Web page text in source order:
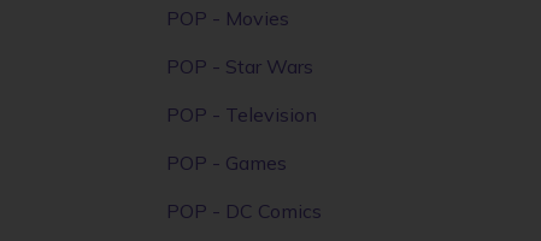
POP - Movies
POP - Star Wars
POP - Television
POP - Games
POP - DC Comics